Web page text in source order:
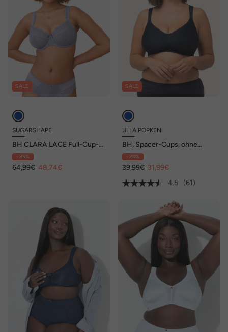
SALE
SUGARSHAPE
BH CLARA LACE Full-Cup-
BHs mit Bügel,Spitze
- 25%
64,99€ 48,74€
SALE
ULLA POPKEN
BH, Spacer-Cups, ohne
Bügel, Mikrofaser, Cup C-E
- 20%
39,99€ 31,99€
4.5
(61)